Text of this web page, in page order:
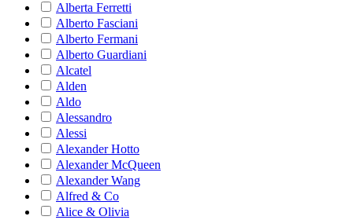
Alberta Ferretti
Alberto Fasciani
Alberto Fermani
Alberto Guardiani
Alcatel
Alden
Aldo
Alessandro
Alessi
Alexander Hotto
Alexander McQueen
Alexander Wang
Alfred & Co
Alice & Olivia